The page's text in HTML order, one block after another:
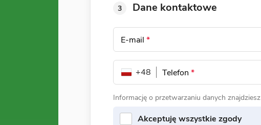
3 Dane kontaktowe
E-mail *
Telefon *
+48
Informację o przetwarzaniu danych znajdziesz
Akceptuję wszystkie zgody